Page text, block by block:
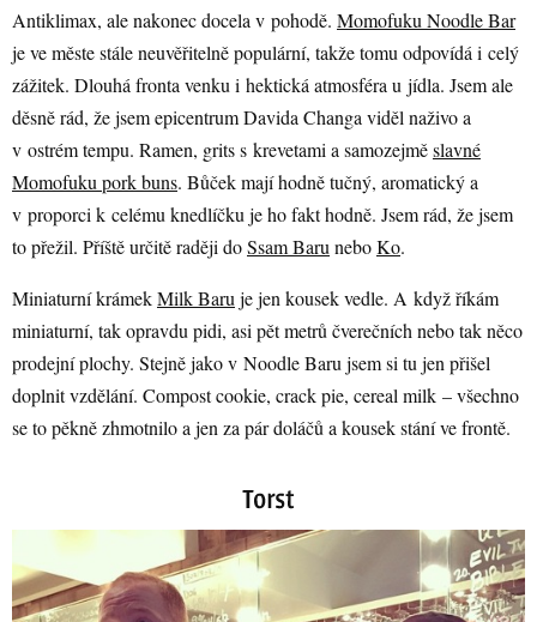
Antiklimax, ale nakonec docela v pohodě. Momofuku Noodle Bar
je ve měste stále neuvěřitelně populární, takže tomu odpovídá i celý
zážitek. Dlouhá fronta venku i hektická atmosféra u jídla. Jsem ale
děsně rád, že jsem epicentrum Davida Changa viděl naživo a
v ostrém tempu. Ramen, grits s krevetami a samozejměslavné
Momofuku pork buns. Bůček mají hodně tučný, aromatický a
v proporci k celému knedlíčku je ho fakt hodně. Jsem rád, že jsem
to přežil. Příště určitě raději doSsam Baru neboKo.
Miniaturní krámekMilk Baru je jen kousek vedle. A když říkám
miniaturní, tak opravdu pidi, asi pět metrů čverečních nebo tak něco
prodejní plochy. Stejně jako v Noodle Baru jsem si tu jen přišel
doplnit vzdělání. Compost cookie, crack pie, cereal milk – všechno
se to pěkně zhmotnilo a jen za pár doláčů a kousek stání ve frontě.